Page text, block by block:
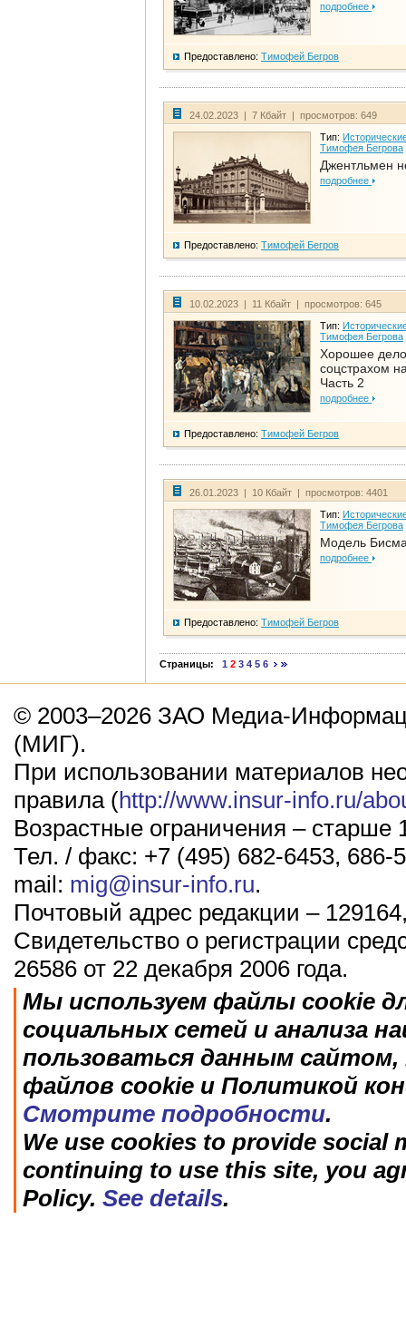
подробнее
Предоставлено: Тимофей Бегров
24.02.2023 | 7 Кбайт | просмотров: 649
Тип:
Тимофея Бегрова
Джентльмен
подробнее
Предоставлено: Тимофей Бегров
10.02.2023 | 11 Кбайт | просмотров: 645
Тип:
Тимофея Бегрова
Хорошее дело
соцстрахом
Часть 2
подробнее
Предоставлено: Тимофей Бегров
26.01.2023 | 10 Кбайт | просмотров: 4401
Тип:
Тимофея Бегрова
Модель
подробнее
Предоставлено: Тимофей Бегров
Страницы: 1 2 3 4 5 6
© 2003–2026 ЗАО Медиа-
(МИГ).
При использовании материалов
правила (http://www.insur-info.ru/
Возрастные ограничения – старше
Тел. / факс: +7 (495) 682-6453, 686-
mail: mig@insur-info.ru.
Почтовый адрес редакции –
Свидетельство о регистрации
26586 от 22 декабря 2006 года.
Мы используем файлы cookie
социальных сетей и анализа
пользоваться данным
файлов cookie и Политикой
Смотрите подробности.
We use cookies to provide social
continuing to use this site, you
Policy. See details.